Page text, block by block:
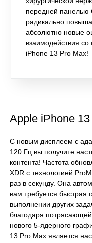
передней панелью
радикально
абсолютно новые
взаимодействия
iPhone 13 Pro Max!
Apple iPhone
С новым дисплеем с
120 Гц вы получите
контента! Частота
XDR с технологией
раз в секунду. Она
вам требуется быстрая
выполнении других
благодаря
нового 5‑ядерного
13 Pro Max является